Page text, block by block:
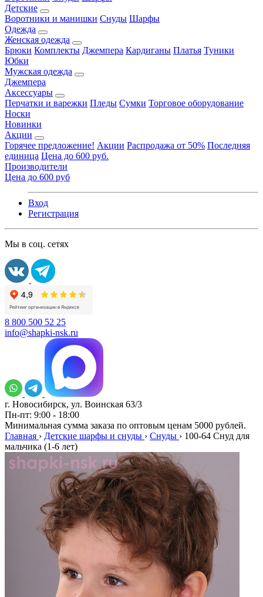
Детские
Воротники и манишки Снуды Шарфы
Одежда
Женская одежда
Брюки Комплекты Джемпера Кардиганы Платья Туники
Юбки
Мужская одежда
Джемпера
Аксессуары
Перчатки и варежки Пледы Сумки Торговое оборудование
Носки
Новинки
Акции
Горячее предложение! Акции Распродажа от 50% Последняя
единица Цена до 600 руб.
Производители
Цена до 600 руб
Вход
Регистрация
Мы в соц. сетях
8 800 500 52 25
info@shapki-nsk.ru
г. Новосибирск, ул. Воинская 63/3
Пн-пт: 9:00 - 18:00
Минимальная сумма заказа по оптовым ценам 5000 рублей.
Главная › Детские шарфы и снуды › Снуды › 100-64 Снуд для
мальчика (1-6 лет)